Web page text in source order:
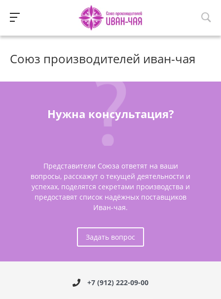
Союз производителей иван-чая
Нужна консультация?
Представители Союза ответят на ваши
вопросы, расскажут о текущей деятельности и
успехах, поделятся секретами производства и
предоставят список надёжных поставщиков
Иван-чая.
Задать вопрос
+7 (912) 222-09-00